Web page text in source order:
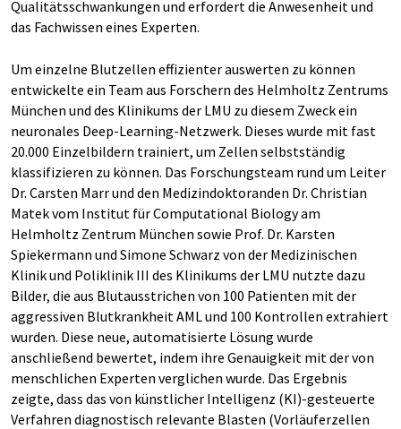
Qualitätsschwankungen und erfordert die Anwesenheit und
das Fachwissen eines Experten.
Um einzelne Blutzellen effizienter auswerten zu können
entwickelte ein Team aus Forschern des Helmholtz Zentrums
München und des Klinikums der LMU zu diesem Zweck ein
neuronales Deep-Learning-Netzwerk. Dieses wurde mit fast
20.000 Einzelbildern trainiert, um Zellen selbstständig
klassifizieren zu können. Das Forschungsteam rund um Leiter
Dr. Carsten Marr und den Medizindoktoranden Dr. Christian
Matek vom Institut für Computational Biology am
Helmholtz Zentrum München sowie Prof. Dr. Karsten
Spiekermann und Simone Schwarz von der Medizinischen
Klinik und Poliklinik III des Klinikums der LMU nutzte dazu
Bilder, die aus Blutausstrichen von 100 Patienten mit der
aggressiven Blutkrankheit AML und 100 Kontrollen extrahiert
wurden. Diese neue, automatisierte Lösung wurde
anschließend bewertet, indem ihre Genauigkeit mit der von
menschlichen Experten verglichen wurde. Das Ergebnis
zeigte, dass das von künstlicher Intelligenz (KI)-gesteuerte
Verfahren diagnostisch relevante Blasten (Vorläuferzellen